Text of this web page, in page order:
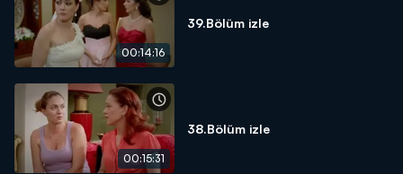
00:14:16
39.Bölüm izle
00:15:31
38.Bölüm izle